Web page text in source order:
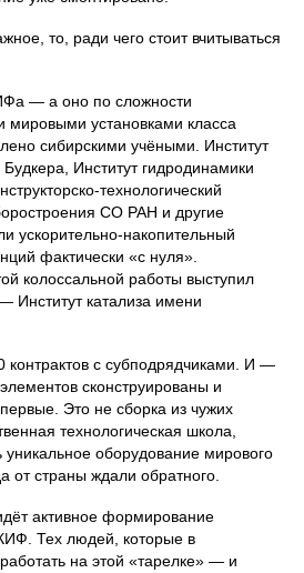
то, ради чего стоит вчитываться
— а оно по сложности
мировыми установками класса
сибирскими учёными. Институт
Институт гидродинамики
технологический
СО РАН и другие
ускорительно-накопительный
фактически «с нуля».
колоссальной работы выступил
Институт катализа имени
с субподрядчиками. И —
сконструированы и
Это не сборка из чужих
технологическая школа,
уникальное оборудование мирового
от страны ждали обратного.
активное формирование
Тех людей, которые в
на этой «тарелке» — и